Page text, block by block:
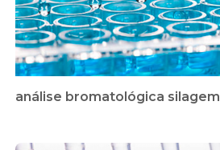
análise bromatológica silagem